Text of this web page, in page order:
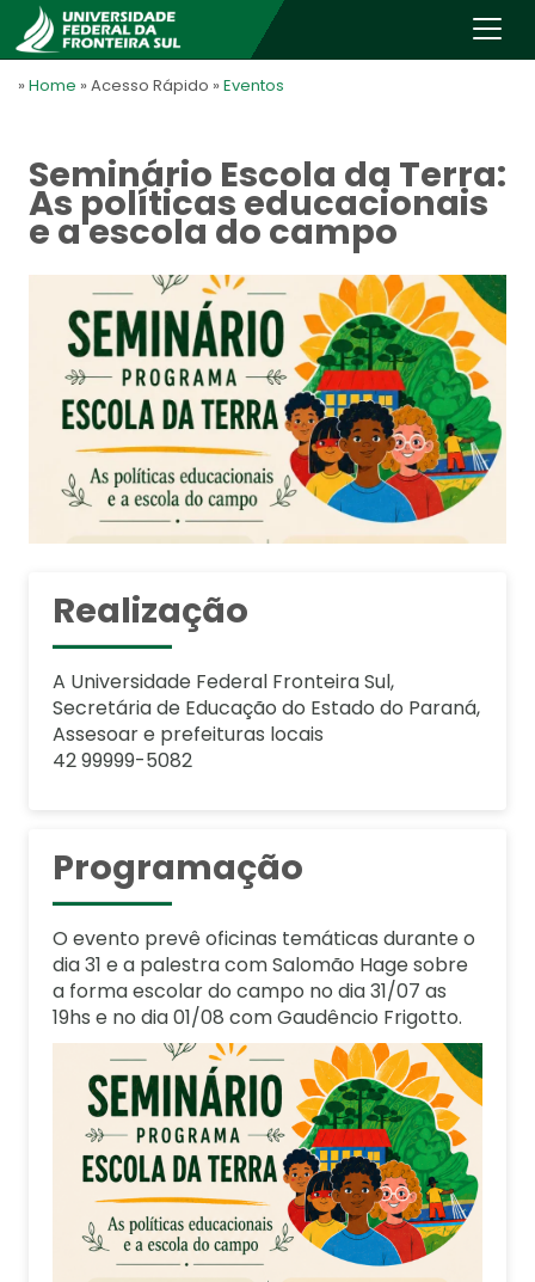
» Home » Acesso Rápido » Eventos
Seminário Escola da Terra:
As políticas educacionais
e a escola do campo
Realização
A Universidade Federal Fronteira Sul,
Secretária de Educação do Estado do Paraná,
Assesoar e prefeituras locais
42 99999-5082
Programação
O evento prevê oficinas temáticas durante o
dia 31 e a palestra com Salomão Hage sobre
a forma escolar do campo no dia 31/07 as
19hs e no dia 01/08 com Gaudêncio Frigotto.